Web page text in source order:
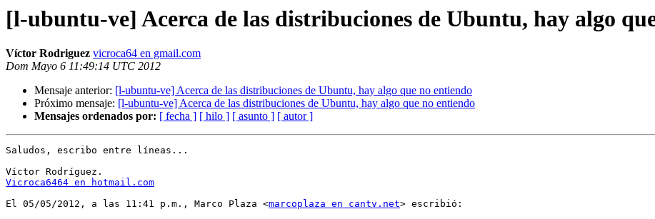
[l-ubuntu-ve] Acerca de las distribuciones de Ubuntu, hay algo
Víctor Rodriguez vicroca64 en gmail.com
Dom Mayo 6 11:49:14 UTC 2012
Mensaje anterior: [l-ubuntu-ve] Acerca de las distribuciones de Ubuntu, hay algo que no entiendo
Próximo mensaje: [l-ubuntu-ve] Acerca de las distribuciones de Ubuntu, hay algo que no entiendo
Mensajes ordenados por: [ fecha ] [ hilo ] [ asunto ] [ autor ]
Saludos, escribo entre líneas...
Vicroca6464 en hotmail.com
El 05/05/2012, a las 11:41 p.m., Marco Plaza <marcoplaza en cantv.net> escribió: